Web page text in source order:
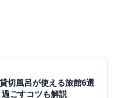
切風呂が使える旅館6選
過ごすコツも解説